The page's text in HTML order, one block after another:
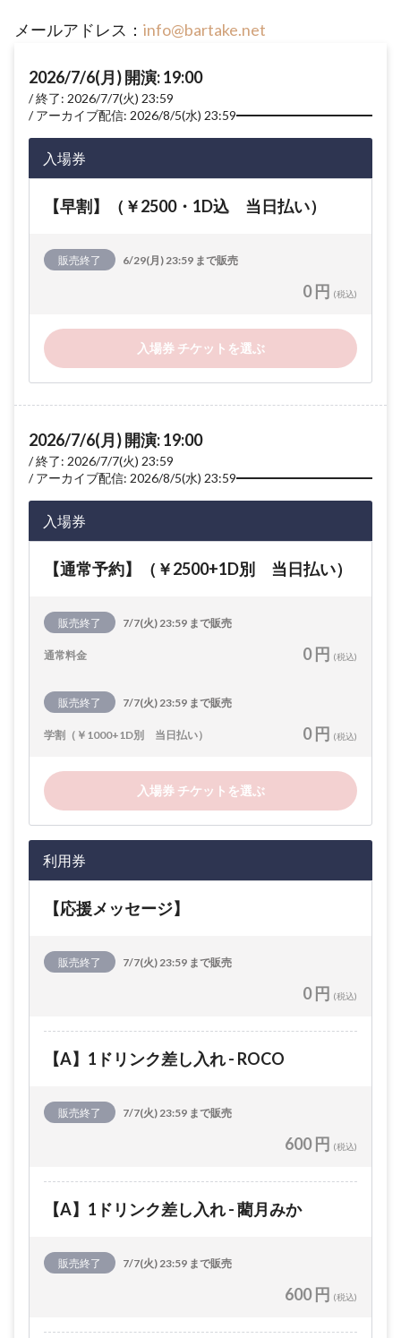
メールアドレス： info@bartake.net
2026/7/6(月) 開演: 19:00
終了: 2026/7/7(火) 23:59
アーカイブ配信: 2026/8/5(水) 23:59
入場券
【早割】（￥2500・1D込 当日払い）
販売終了 6/29(月) 23:59 まで販売
0 円 (税込)
入場券 チケットを選ぶ
2026/7/6(月) 開演: 19:00
終了: 2026/7/7(火) 23:59
アーカイブ配信: 2026/8/5(水) 23:59
入場券
【通常予約】（￥2500+1D別 当日払い）
販売終了 7/7(火) 23:59 まで販売
通常料金 0 円 (税込)
販売終了 7/7(火) 23:59 まで販売
学割（￥1000+1D別 当日払い） 0 円 (税込)
入場券 チケットを選ぶ
利用券
【応援メッセージ】
販売終了 7/7(火) 23:59 まで販売
0 円 (税込)
【A】1ドリンク差し入れ - ROCO
販売終了 7/7(火) 23:59 まで販売
600 円 (税込)
【A】1ドリンク差し入れ - 藺月みか
販売終了 7/7(火) 23:59 まで販売
600 円 (税込)